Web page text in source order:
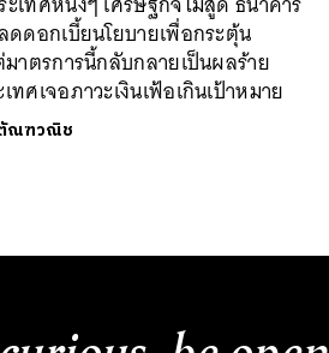
ดดอกเบี้ยนโยบายเพื่อกระตุ้น
าตรการนี้กลับกลายเป็นผลร้าย
ทศเจอภาวะเงินเฟ้อเกินเป้าหมาย
ณฑวณิช